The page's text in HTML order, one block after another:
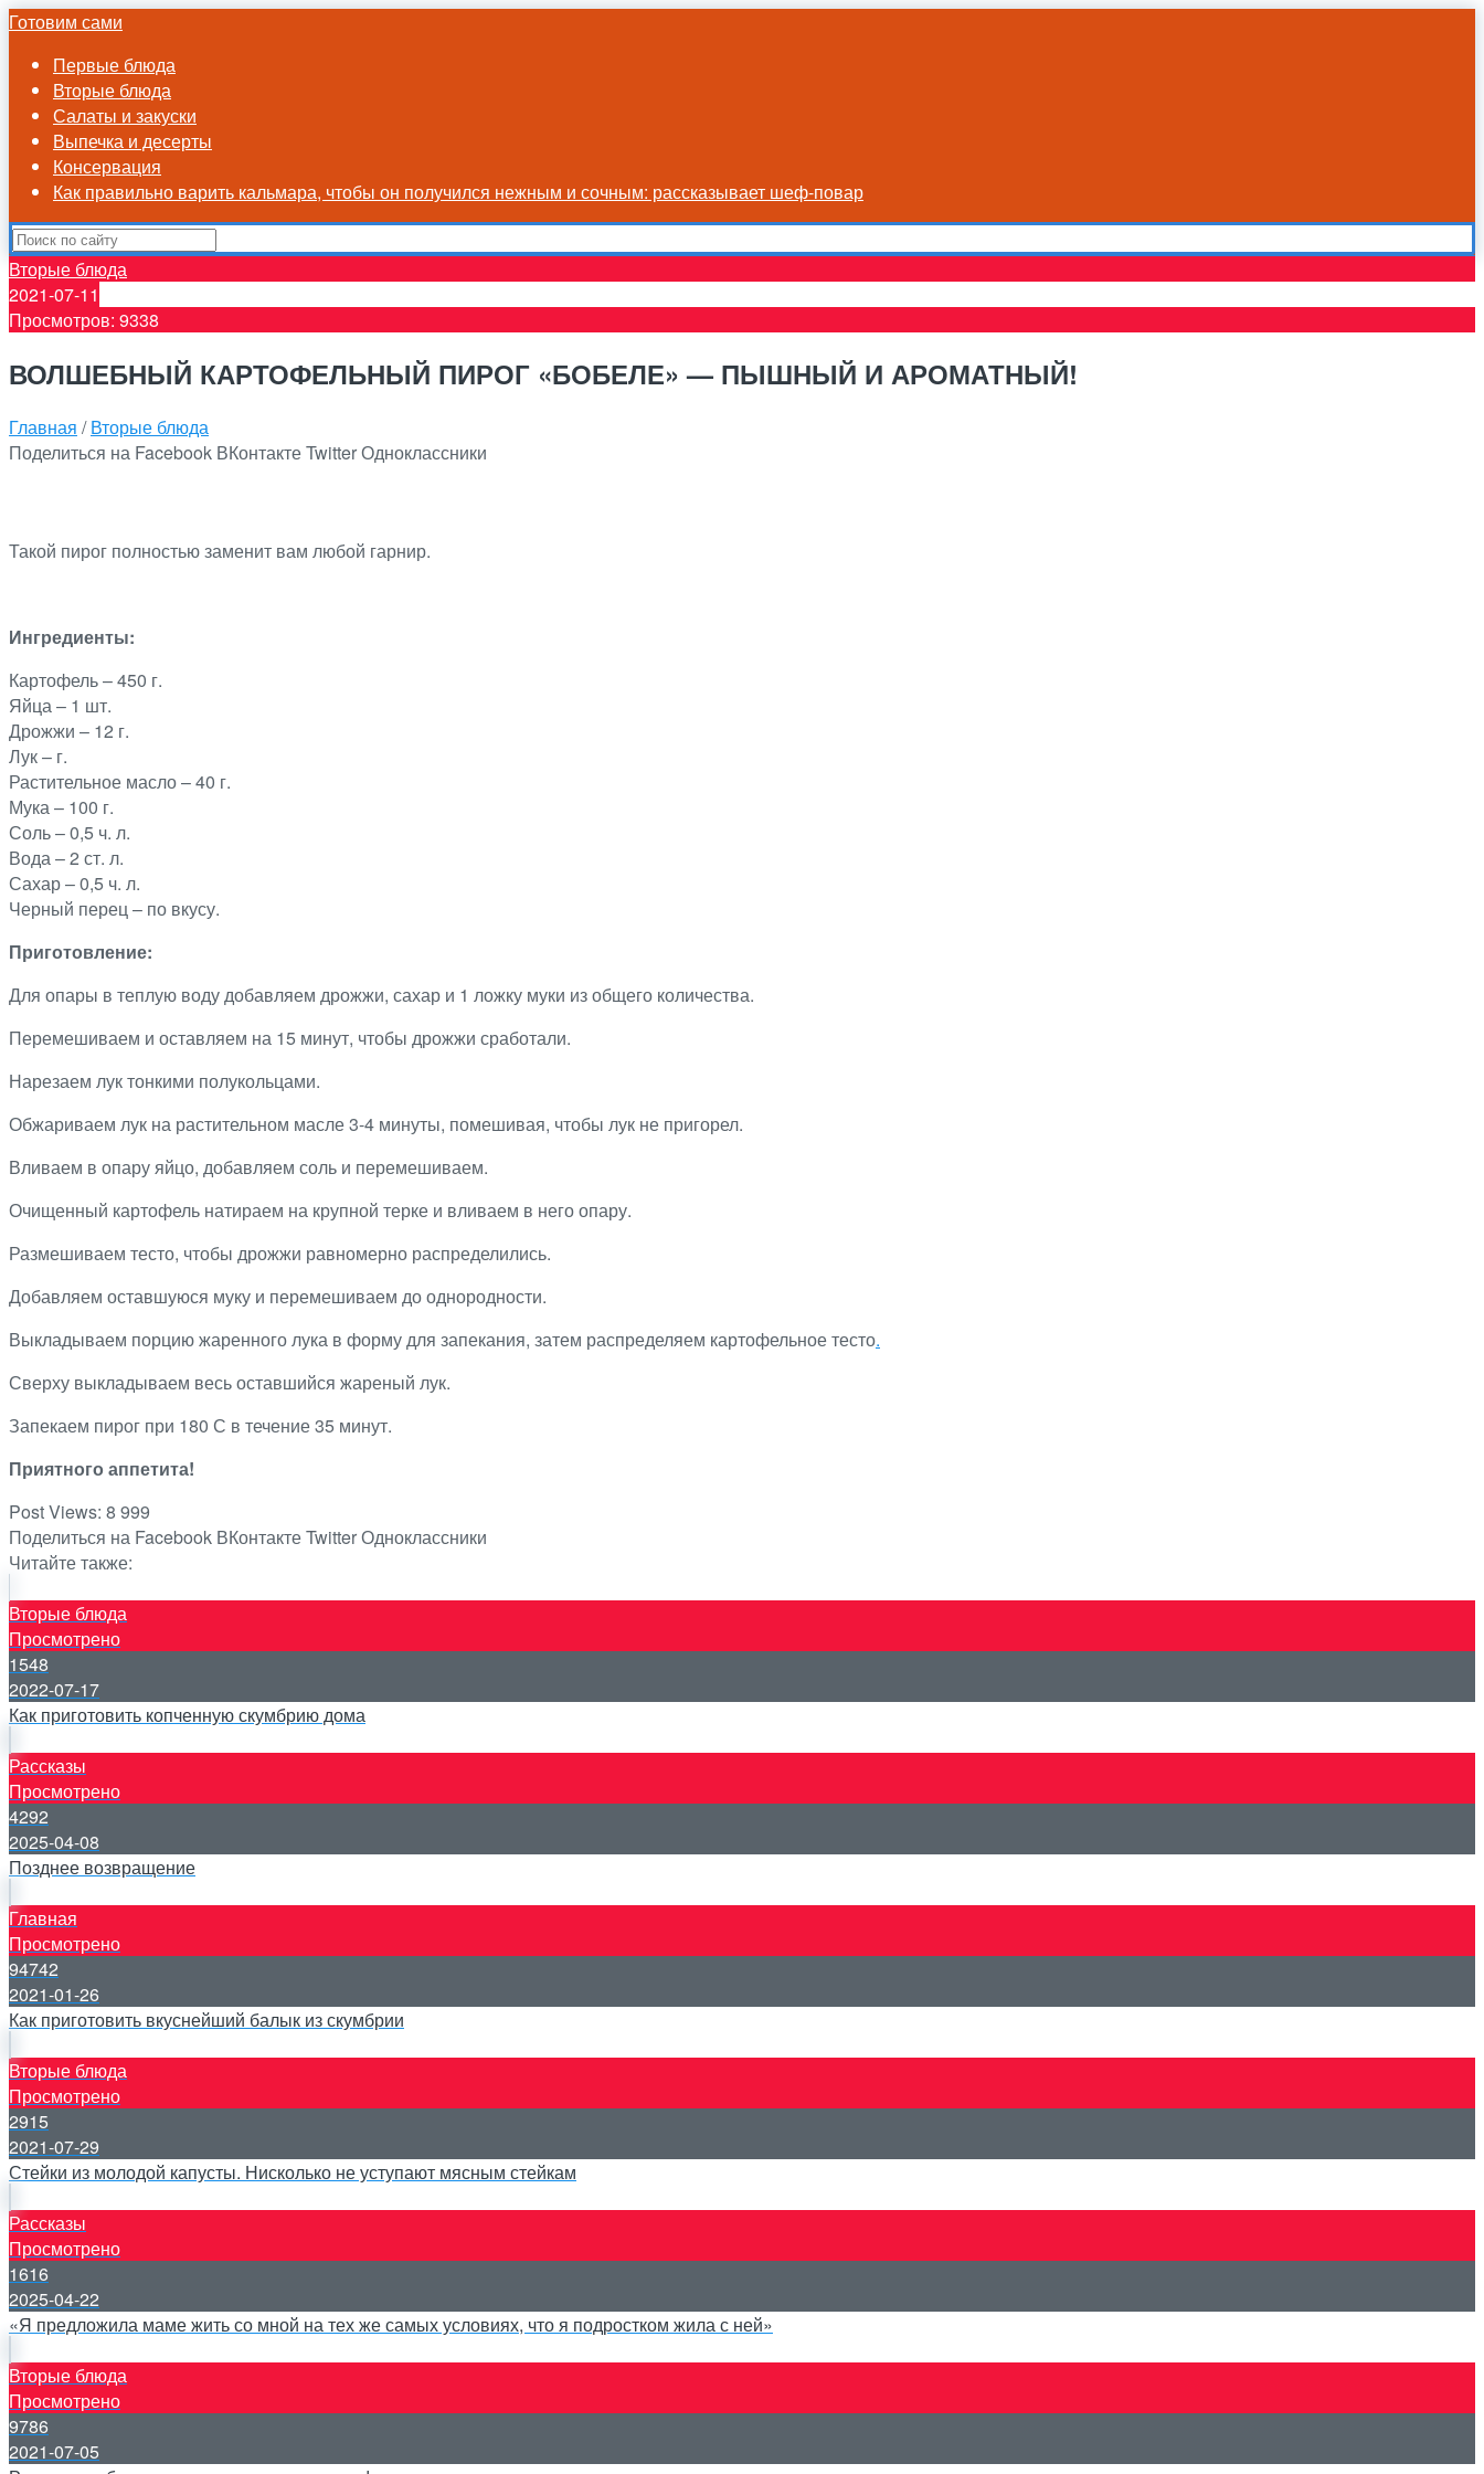
Готовим сами
Первые блюда
Вторые блюда
Салаты и закуски
Выпечка и десерты
Консервация
Как правильно варить кальмара, чтобы он получился нежным и сочным: рассказывает шеф-повар
Вторые блюда
2021-07-11
Просмотров: 9338
ВОЛШЕБНЫЙ КАРТОФЕЛЬНЫЙ ПИРОГ «БОБЕЛЕ» — ПЫШНЫЙ И АРОМАТНЫЙ!
Главная /Вторые блюда
Поделиться на Facebook ВКонтактеTwitterОдноклассники
Такой пирог полностью заменит вам любой гарнир.
Ингредиенты:
Картофель – 450 г.
Яйца – 1 шт.
Дрожжи – 12 г.
Лук – г.
Растительное масло – 40 г.
Мука – 100 г.
Соль – 0,5 ч. л.
Вода – 2 ст. л.
Сахар – 0,5 ч. л.
Черный перец – по вкусу.
Приготовление:
Для опары в теплую воду добавляем дрожжи, сахар и 1 ложку муки из общего количества.
Перемешиваем и оставляем на 15 минут, чтобы дрожжи сработали.
Нарезаем лук тонкими полукольцами.
Обжариваем лук на растительном масле 3-4 минуты, помешивая, чтобы лук не пригорел.
Вливаем в опару яйцо, добавляем соль и перемешиваем.
Очищенный картофель натираем на крупной терке и вливаем в него опару.
Размешиваем тесто, чтобы дрожжи равномерно распределились.
Добавляем оставшуюся муку и перемешиваем до однородности.
Выкладываем порцию жаренного лука в форму для запекания, затем распределяем картофельное тесто.
Сверху выкладываем весь оставшийся жареный лук.
Запекаем пирог при 180 С в течение 35 минут.
Приятного аппетита!
Post Views: 8 999
Поделиться на Facebook ВКонтактеTwitterОдноклассники
Читайте также:
Вторые блюда
Просмотрено
1548
2022-07-17
Как приготовить копченную скумбрию дома
Рассказы
Просмотрено
4292
2025-04-08
Позднее возвращение
Главная
Просмотрено
94742
2021-01-26
Как приготовить вкуснейший балык из скумбрии
Вторые блюда
Просмотрено
2915
2021-07-29
Стейки из молодой капусты. Нисколько не уступают мясным стейкам
Рассказы
Просмотрено
1616
2025-04-22
«Я предложила маме жить со мной на тех же самых условиях, что я подростком жила с ней»
Вторые блюда
Просмотрено
9786
2021-07-05